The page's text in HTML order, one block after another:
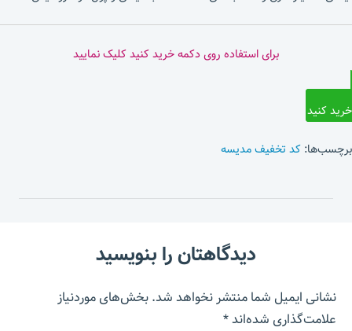
برای استفاده روی دکمه خرید کنید کلیک نمایید
خرید کنید
برچسب‌ها: کد تخفیف مدیسه
دیدگاهتان را بنویسید
نشانی ایمیل شما منتشر نخواهد شد.بخش‌های موردنیاز
علامت‌گذاری شده‌اند*